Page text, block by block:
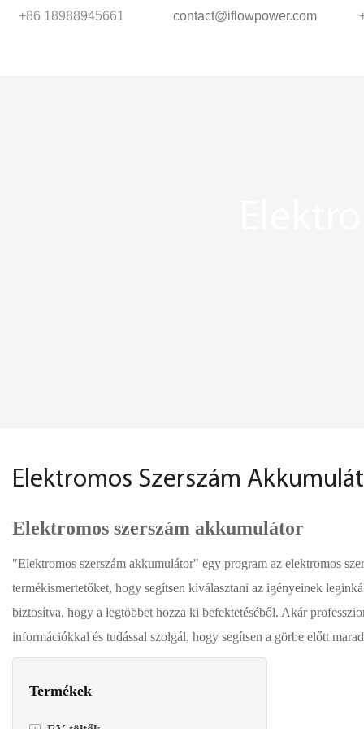
+86 18988945661 contact@iflowpower.com
Elektromos Szerszám
Elektromos szerszám akkumulátor
"Elektromos szerszám akkumulátor" egy program az elektromos
termékismertetőket, hogy segítsen kiválasztani az igényeinek
biztosítva, hogy a legtöbbet hozza ki befektetéséből. Akár
információkkal és tudással szolgál, hogy segítsen a görbe előtt
Termékek